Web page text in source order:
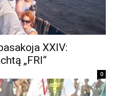
XXIV:
„FRI“
0